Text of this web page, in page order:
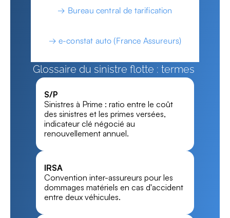
→ Bureau central de tarification
→ e-constat auto (France Assureurs)
Glossaire du sinistre flotte : termes
clés du vocabulaire de la gestion
des sinistres flotte, expliqués en
une phrase.
S/P
Sinistres à Prime : ratio entre le coût
des sinistres et les primes versées,
indicateur clé négocié au
renouvellement annuel.
IRSA
Convention inter-assureurs pour les
dommages matériels en cas d'accident
entre deux véhicules.